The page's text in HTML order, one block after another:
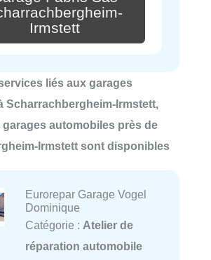
Irmstett
liés aux garages
Scharrachbergheim-Irmstett,
automobiles près de
Irmstett sont disponibles
Eurorepar Garage Vogel
Dominique
Catégorie : Atelier de
réparation automobile